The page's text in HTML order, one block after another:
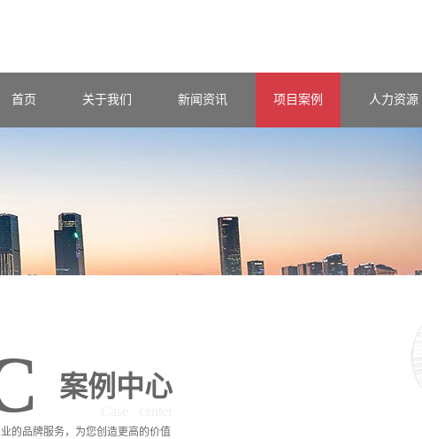
首页 关于我们 新闻资讯 项目案例 人力资源
案例中心
的品牌服务，为您创造更高的价值